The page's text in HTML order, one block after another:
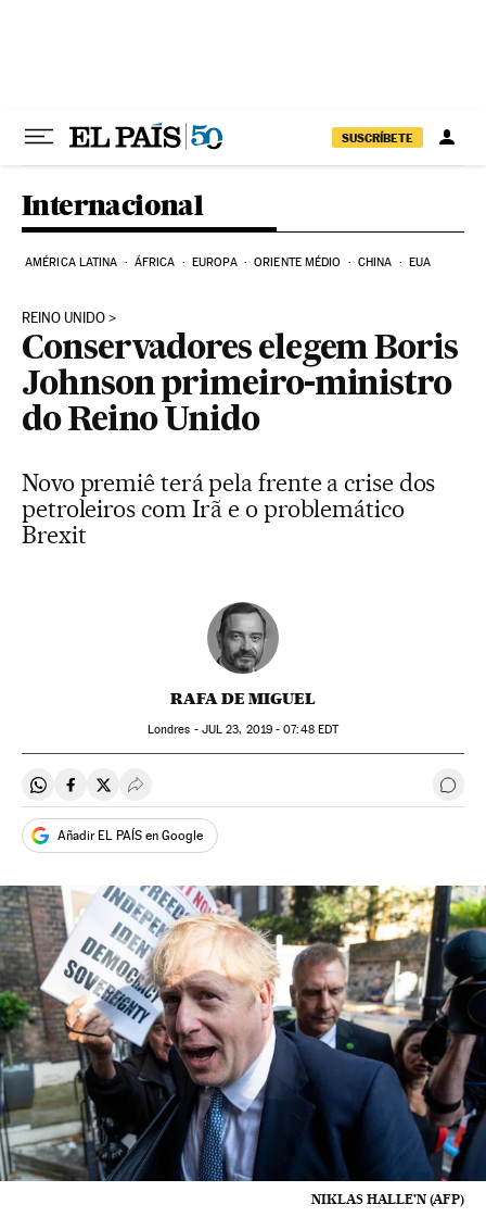
SUSCRÍBETE
Internacional
AMÉRICA LATINA ÁFRICA EUROPA ORIENTE MÉDIO CHINA EUA
REINO UNIDO
Conservadores elegem Boris
Johnson primeiro-ministro
do Reino Unido
Novo premiê terá pela frente a crise dos
petroleiros com Irã e o problemático
Brexit
RAFA DE MIGUEL
Londres - JUL 23, 2019 - 07:48EDT
Compartir en Whatsapp
Compartir en Facebook
Compartir en Twitter
Desplegar Redes Sociales
Añadir EL PAÍS en Google
NIKLAS HALLE'N (AFP)